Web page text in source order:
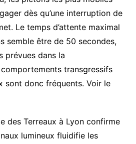
dès qu’une interruption de
Le temps d’attente maximal
semble être de 50 secondes,
prévues dans la
transgressifs
sont donc fréquents. Voir le
des Terreaux à Lyon confirme
lumineux fluidifie les